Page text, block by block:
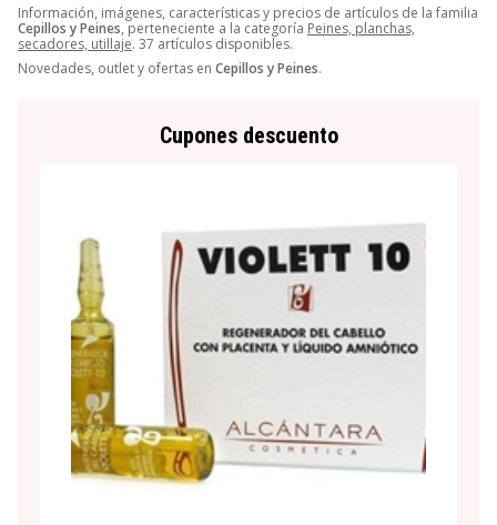
Información, imágenes, características y precios de artículos de la familia
Cepillos y Peines, perteneciente a la categoría Peines, planchas,
secadores, utillaje. 37 artículos disponibles.
Novedades, outlet y ofertas en Cepillos y Peines.
Cupones descuento